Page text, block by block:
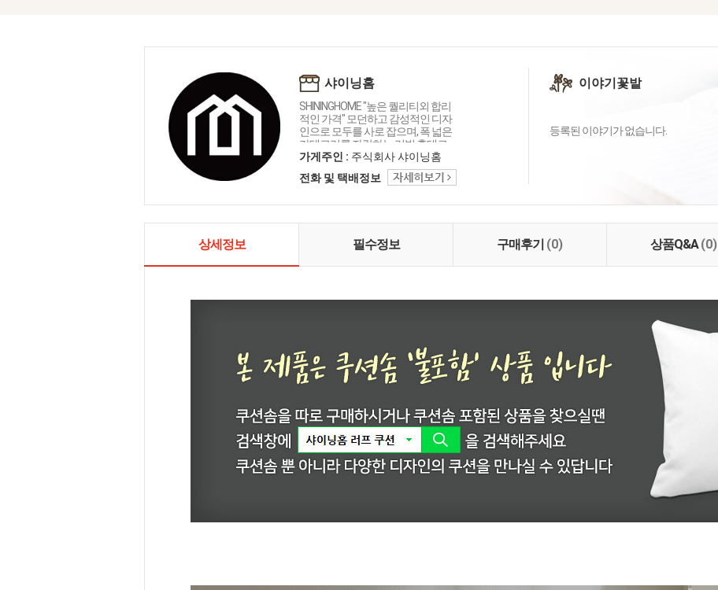
샤이닝홈
SHININGHOME "높은 퀄리티외 합리
적인 가격" 모던하고 감성적인 디자
인으로 모두를 사로 잡으며, 폭 넓은
카테고리를 자랑하는 리빙 홈데코
인테리어 샤이닝홈입니다.
가게주인 : 주식회사 샤이닝홈
전화 및 택배정보
이야기꽃밭
등록된 이야기가 없습니다.
상세정보 필수정보 구매후기 (0) 상품Q&A(0)